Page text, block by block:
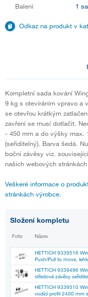
Balení
1
Odkaz na produkt v
Kompletní sada kování
9 kg s otevíráním vpravo a
se otevřou krátkým
zavření se musí dotlačit.
- 450 mm a do výšky max.
(seřiditelný). Barva šedá.
boční závěsy viz.
našich webových
Veškeré informace o
stránkách výrobce.
Složení kompletu
Foto Název
HETTICH 9339516
Push/Pull to move,
HETTICH 9339496
středové závěsy
HETTICH 9339510
vodící profil 2400 mm